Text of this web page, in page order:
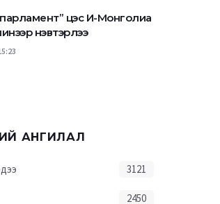
парламент” цэс И-Монголиа
нэвтэрлээ
АНГИЛАЛ
3121
2450